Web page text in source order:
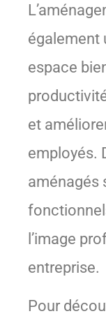
également
espace
et
employés.
aménagés
l’image
entreprise.
Pour